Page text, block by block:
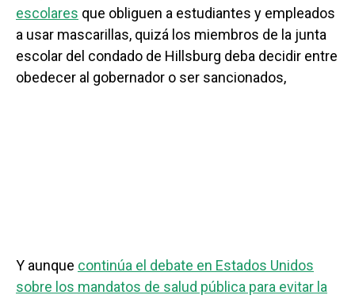
escolares que obliguen a estudiantes y empleados
a usar mascarillas, quizá los miembros de la junta
escolar del condado de Hillsburg deba decidir entre
obedecer al gobernador o ser sancionados,
Y aunque continúa el debate en Estados Unidos
sobre los mandatos de salud pública para evitar la